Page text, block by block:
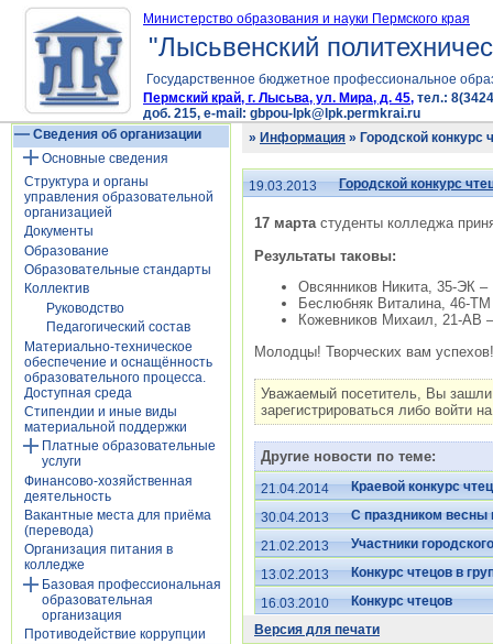
Министерство образования и науки Пермского края
"Лысьвенский
Государственное бюджетное профессиональное
Пермский край, г. Лысьва, ул. Мира, д. 45, тел.:
доб. 215, e-mail: gbpou-lpk@lpk.permkrai.ru
Сведения об организации
Основные сведения
Структура и органы
управления образовательной
организацией
Документы
Образование
Образовательные стандарты
Коллектив
Руководство
Педагогический состав
Материально-техническое
обеспечение и оснащённость
образовательного процесса.
Доступная среда
Стипендии и иные виды
материальной поддержки
Платные образовательные
услуги
Финансово-хозяйственная
деятельность
Вакантные места для приёма
(перевода)
Организация питания в
колледже
Базовая профессиональная
образовательная
организация
Противодействие коррупции
» Информация » Городской конкурс
19.03.2013 Городской конкурс
17 мартастуденты колледжа
Результаты таковы:
Овсянников Никита, 35-ЭК –
Беслюбняк Виталина, 46-
Кожевников Михаил, 21-АВ
Молодцы! Творческих вам успехов!
Уважаемый посетитель, Вы
зарегистрироваться либо войти
Другие новости по теме:
21.04.2014
Краевой конкурс
30.04.2013
С праздником весны
21.02.2013
Участники
13.02.2013
Конкурс чтецов в
16.03.2010
Конкурс чтецов
Версия для печати